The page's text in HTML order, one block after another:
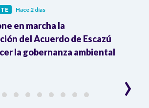
Hace 2 días
en marcha la
del Acuerdo de Escazú
la gobernanza ambiental
›